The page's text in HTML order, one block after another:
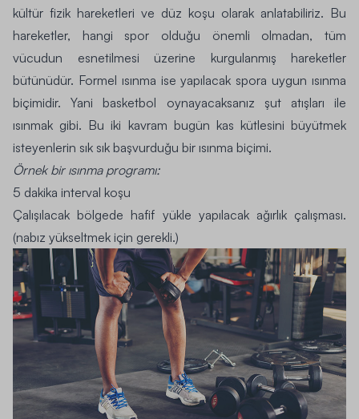
kültür fizik hareketleri ve düz koşu olarak anlatabiliriz. Bu
hareketler, hangi spor olduğu önemli olmadan, tüm
vücudun esnetilmesi üzerine kurgulanmış hareketler
bütünüdür. Formel ısınma ise yapılacak spora uygun ısınma
biçimidir. Yani basketbol oynayacaksanız şut atışları ile
ısınmak gibi. Bu iki kavram bugün kas kütlesini büyütmek
isteyenlerin sık sık başvurduğu bir ısınma biçimi.
Örnek bir ısınma programı:
5 dakika interval koşu
Çalışılacak bölgede hafif yükle yapılacak ağırlık çalışması.
(nabız yükseltmek için gerekli.)